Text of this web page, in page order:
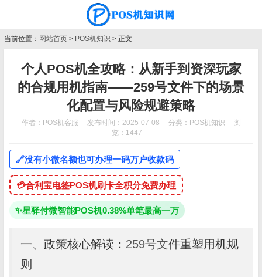
当前位置： 网站首页 > POS机知识 > 正文
个人POS机全攻略：从新手到资深玩家
的合规用机指南——259号文件下的场景
化配置与风险规避策略
作者：POS机客服 发布时间：2025-07-08 分类： POS机知识
浏
览：1447
🔗没有小微名额也可办理一码万户收款码
💳合利宝电签POS机刷卡全积分免费办理
✨星驿付微智能POS机0.38%单笔最高一万
一、政策核心解读： 259号文件重塑用机规
则